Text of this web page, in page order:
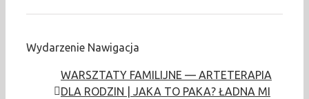
Wydarzenie Nawigacja
WARSZTATY FAMILIJNE — ARTETERAPIA
DLA RODZIN | JAKA TO PAKA? ŁADNA MI